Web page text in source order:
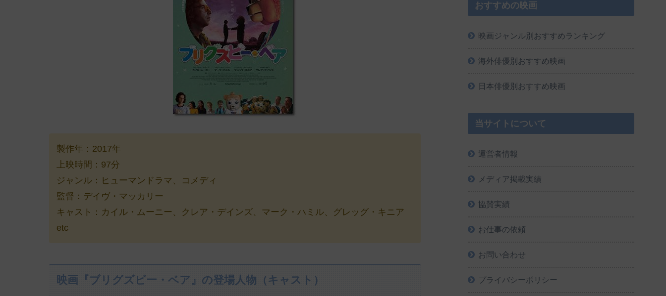
製作年：2017年
上映時間：97分
ジャンル：ヒューマンドラマ、コメディ
監督：デイヴ・マッカリー
キャスト：カイル・ムーニー、クレア・デインズ、マーク・ハミル、グレッグ・キニア
etc
映画『ブリグズビー・ベア』の登場人物（キャスト）
おすすめの映画
映画ジャンル別おすすめランキング
海外俳優別おすすめ映画
日本俳優別おすすめ映画
当サイトについて
運営者情報
メディア掲載実績
協賛実績
お仕事の依頼
お問い合わせ
プライバシーポリシー